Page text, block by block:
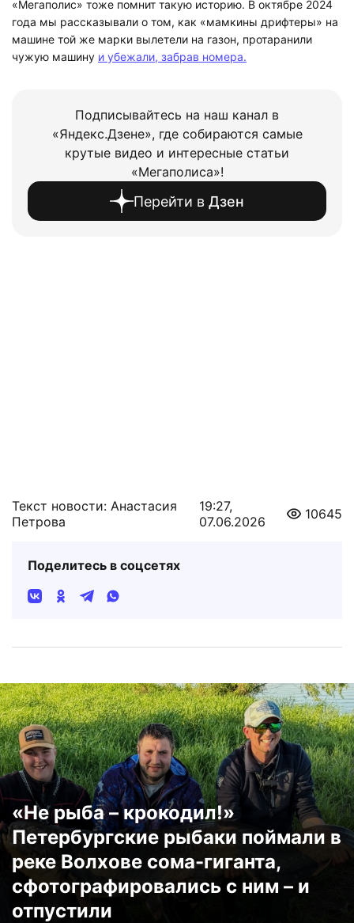
«Мегаполис» тоже помнит такую историю. В октябре 2024
года мы рассказывали о том, как «мамкины дрифтеры» на
машине той же марки вылетели на газон, протаранили
чужую машину и убежали, забрав номера.
Подписывайтесь на наш канал в
«Яндекс.Дзене», где собираются самые
крутые видео и интересные статьи
«Мегаполиса»!
Перейти в Дзен
Текст новости: Анастасия
Петрова
19:27,
07.06.2026
10645
Поделитесь в соцсетях
«Не рыба – крокодил!»
Петербургские рыбаки поймали в
реке Волхове сома-гиганта,
сфотографировались с ним – и
отпустили